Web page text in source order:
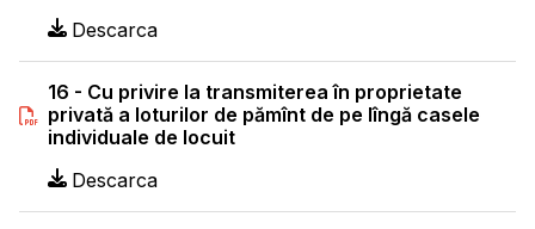
Descarca
16 - Cu privire la transmiterea în proprietate
privată a loturilor de pămînt de pe lîngă casele
individuale de locuit
Descarca